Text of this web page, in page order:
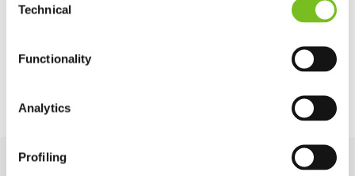
Selection
Technical
Functionality
Analytics
Profiling